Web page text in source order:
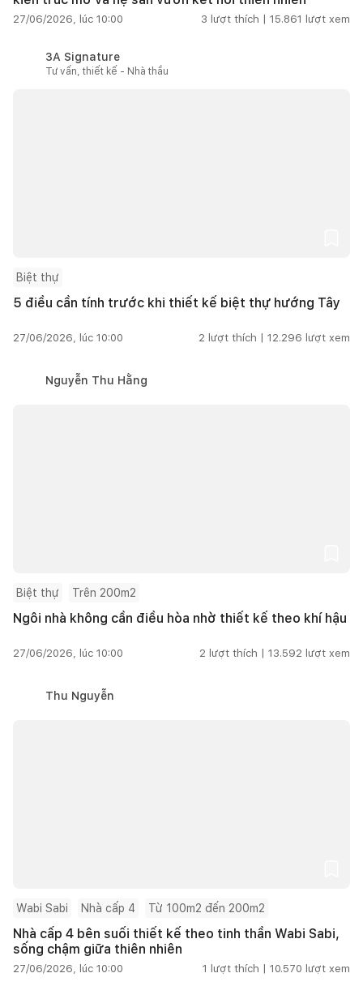
27/06/2026, lúc 10:00 3 lượt thích | 15.861 lượt xem
3A Signature
Tư vấn, thiết kế - Nhà thầu
Biệt thự
5 điều cần tính trước khi thiết kế biệt thự hướng Tây
27/06/2026, lúc 10:00 2 lượt thích | 12.296 lượt xem
Nguyễn Thu Hằng
Biệt thự Trên 200m2
Ngôi nhà không cần điều hòa nhờ thiết kế theo khí hậu
27/06/2026, lúc 10:00 2 lượt thích | 13.592 lượt xem
Thu Nguyễn
Wabi Sabi Nhà cấp 4 Từ 100m2 đến 200m2
Nhà cấp 4 bên suối thiết kế theo tinh thần Wabi Sabi,
sống chậm giữa thiên nhiên
27/06/2026, lúc 10:00 1 lượt thích | 10.570 lượt xem